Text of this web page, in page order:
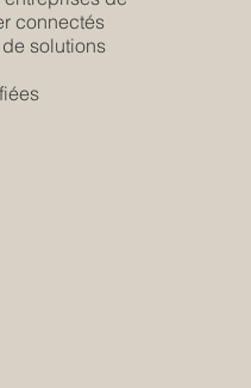
connectés
solutions